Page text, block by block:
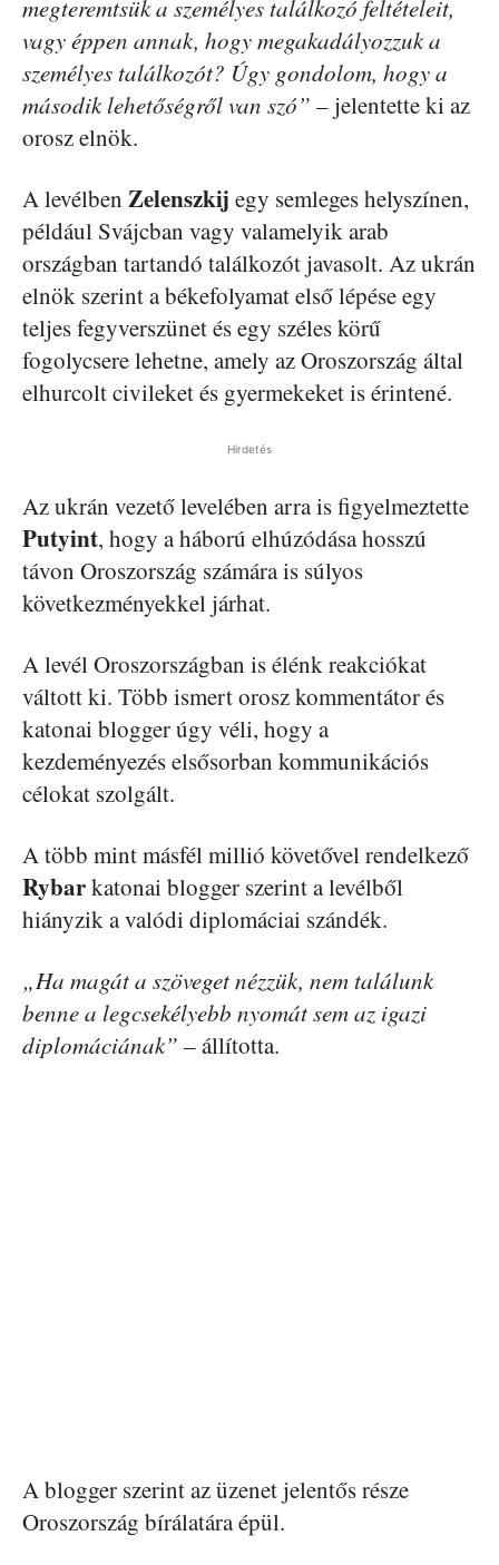
megteremtsük a személyes találkozó feltételeit,
vagy éppen annak, hogy megakadályozzuk a
személyes találkozót? Úgy gondolom, hogy a
második lehetőségről van szó” – jelentette ki az
orosz elnök.
A levélben Zelenszkij egy semleges helyszínen,
például Svájcban vagy valamelyik arab
országban tartandó találkozót javasolt. Az ukrán
elnök szerint a békefolyamat első lépése egy
teljes fegyverszünet és egy széles körű
fogolycsere lehetne, amely az Oroszország által
elhurcolt civileket és gyermekeket is érintené.
Hirdetés
Az ukrán vezető levelében arra is figyelmeztette
Putyint, hogy a háború elhúzódása hosszú
távon Oroszország számára is súlyos
következményekkel járhat.
A levél Oroszországban is élénk reakciókat
váltott ki. Több ismert orosz kommentátor és
katonai blogger úgy véli, hogy a
kezdeményezés elsősorban kommunikációs
célokat szolgált.
A több mint másfél millió követővel rendelkező
Rybarkatonai blogger szerint a levélből
hiányzik a valódi diplomáciai szándék.
„Ha magát a szöveget nézzük, nem találunk
benne a legcsekélyebb nyomát sem az igazi
diplomáciának” – állította.
A blogger szerint az üzenet jelentős része
Oroszország bírálatára épül.